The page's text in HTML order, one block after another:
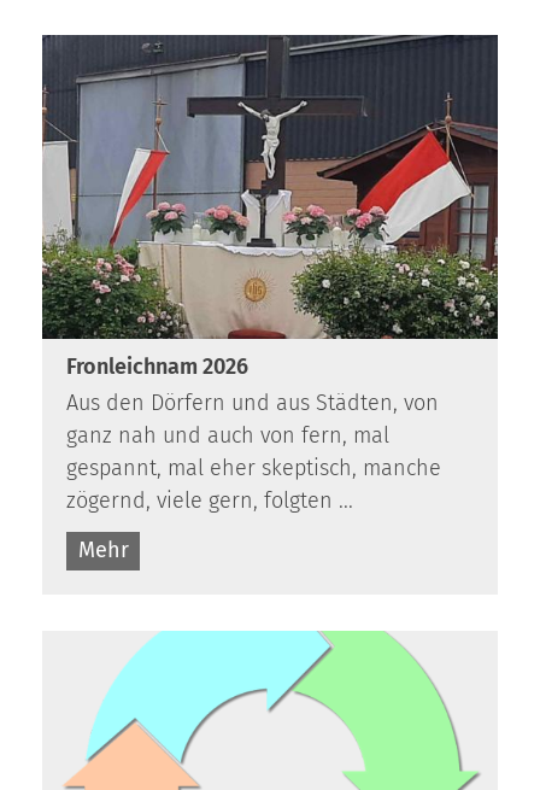
Fronleichnam 2026
Aus den Dörfern und aus Städten, von
ganz nah und auch von fern, mal
gespannt, mal eher skeptisch, manche
zögernd, viele gern, folgten ...
Mehr